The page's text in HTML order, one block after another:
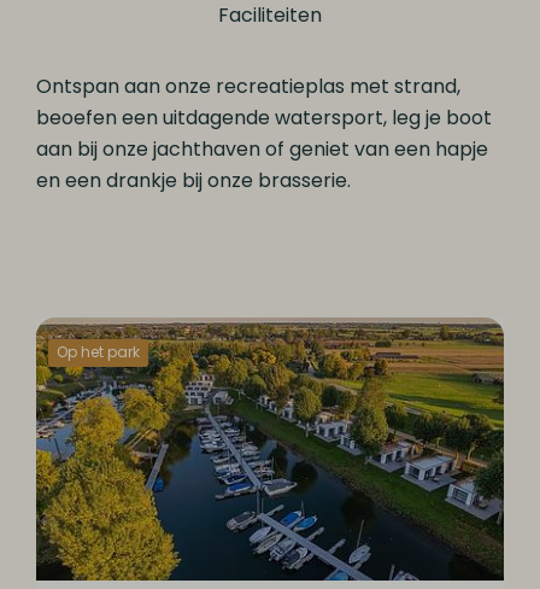
Faciliteiten
Ontspan aan onze recreatieplas met strand,
beoefen een uitdagende watersport, leg je boot
aan bij onze jachthaven of geniet van een hapje
en een drankje bij onze brasserie.
Op het park